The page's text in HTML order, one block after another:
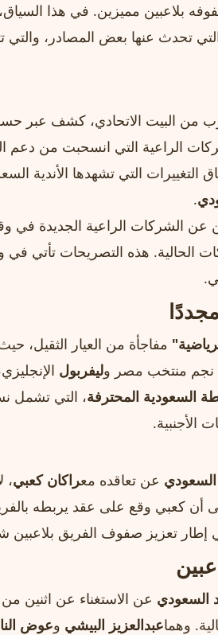
بلاعبين مميزين. في هذا
التي تحدث عنها بعض المصادر،
من البيت الاتحادي، كشف عبر
الراعية التي انسحبت من دعم
التي تشهدها الأندية
.
عن الشركات الراعية الجديدة في
الحالية. هذه التصريحات تأتي
مفاجأة من العيار الثقيل،
نجم منتخب مصر وليفربول
السعودية المحترفة، التي تشمل
الأجنبية.
السعودي عن تعاقده معراكان كعبي،
السعودي عن الاستغناء عن اثنين
وهماعبدالعزيز البيشي وعوض